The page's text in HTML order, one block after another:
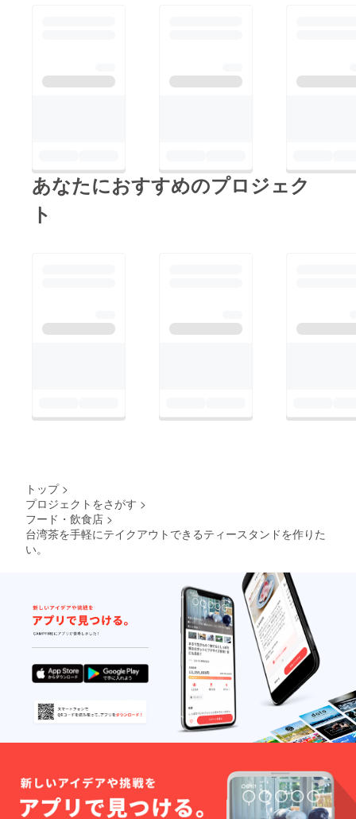
す。本当に本当にあり
たいと思いますので、
姪っ子に描いてもらっ
あなたにおすすめのプロジェク
ト
トップ >
プロジェクトをさがす >
フード・飲食店 >
台湾茶を手軽にテイクアウトできるティースタンドを作りた
い。